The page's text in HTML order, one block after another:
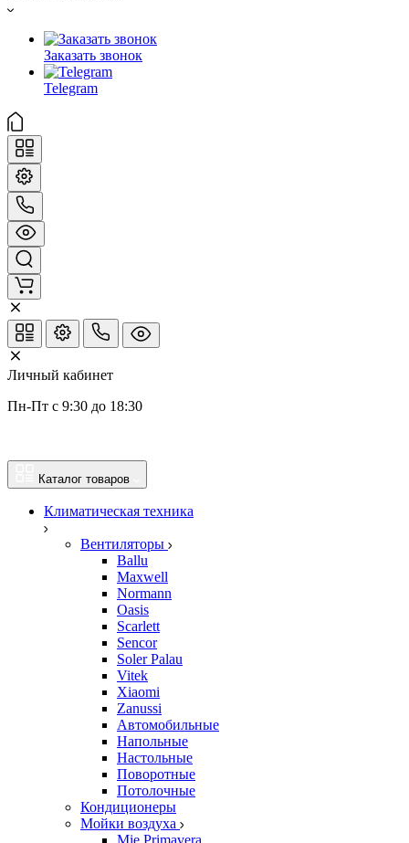
Заказать звонок
Telegram
Личный кабинет
Пн-Пт с 9:30 до 18:30
Каталог товаров
Климатическая техника
Вентиляторы
Ballu
Maxwell
Normann
Oasis
Scarlett
Sencor
Soler Palau
Vitek
Xiaomi
Zanussi
Автомобильные
Напольные
Настольные
Поворотные
Потолочные
Кондиционеры
Мойки воздуха
Mie Primavera